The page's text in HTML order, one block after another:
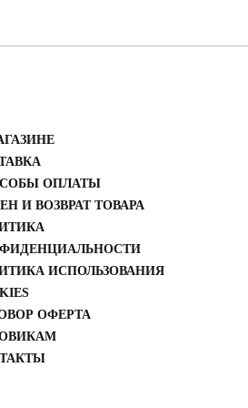
ОПЛАТЫ
И ВОЗВРАТ ТОВАРА
ИСПОЛЬЗОВАНИЯ
ОФЕРТА